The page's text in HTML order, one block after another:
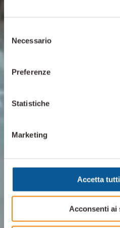
del
consenso
Necessario
Preferenze
Statistiche
Marketing
Accetta
Acconsenti ai